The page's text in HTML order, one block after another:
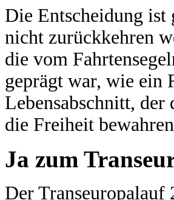
Die Entscheidung
nicht zurückkehren
die vom
geprägt war, wie ein
Lebensabschnitt,
die Freiheit
Ja zum
Der